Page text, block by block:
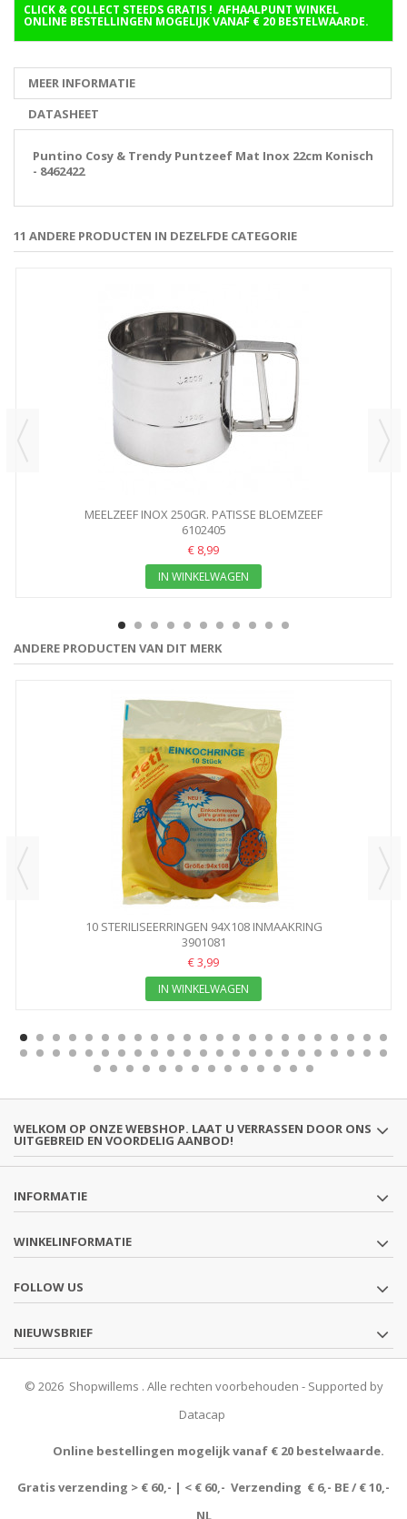
CLICK & COLLECT STEEDS GRATIS ! AFHAALPUNT WINKEL
ONLINE BESTELLINGEN MOGELIJK VANAF € 20 BESTELWAARDE.
MEER INFORMATIE
DATASHEET
Puntino Cosy & Trendy Puntzeef Mat Inox 22cm Konisch
- 8462422
11 ANDERE PRODUCTEN IN DEZELFDE CATEGORIE
MEELZEEF INOX 250GR. PATISSE BLOEMZEEF
6102405
€ 8,99
IN WINKELWAGEN
ANDERE PRODUCTEN VAN DIT MERK
10 STERILISEERRINGEN 94X108 INMAAKRING
3901081
€ 3,99
IN WINKELWAGEN
WELKOM OP ONZE WEBSHOP. LAAT U VERRASSEN DOOR ONS
UITGEBREID EN VOORDELIG AANBOD!
INFORMATIE
WINKELINFORMATIE
FOLLOW US
NIEUWSBRIEF
© 2026 Shopwillems . Alle rechten voorbehouden - Supported by
Datacap
Online bestellingen mogelijk vanaf € 20 bestelwaarde.
Gratis verzending > € 60,- | < € 60,- Verzending € 6,- BE / € 10,-
NL